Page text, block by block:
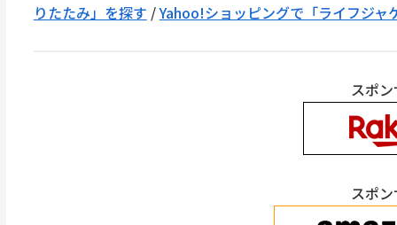
りたたみ」を探す /Yahoo!ショッピングで「ライフジャ
スポ
スポ